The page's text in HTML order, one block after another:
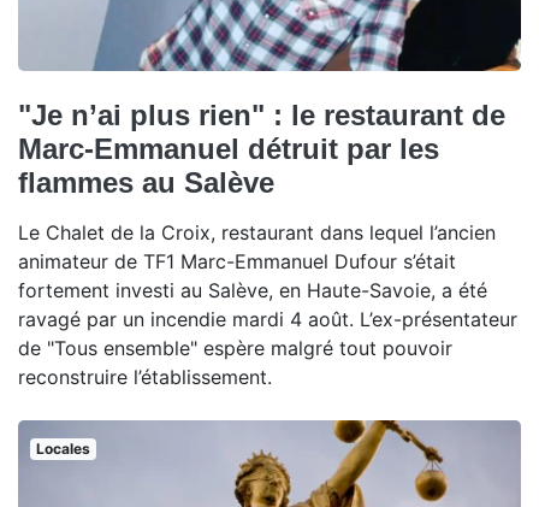
"Je n’ai plus rien" : le restaurant de
Marc-Emmanuel détruit par les
flammes au Salève
Le Chalet de la Croix, restaurant dans lequel l’ancien
animateur de TF1 Marc-Emmanuel Dufour s’était
fortement investi au Salève, en Haute-Savoie, a été
ravagé par un incendie mardi 4 août. L’ex-présentateur
de "Tous ensemble" espère malgré tout pouvoir
reconstruire l’établissement.
Locales